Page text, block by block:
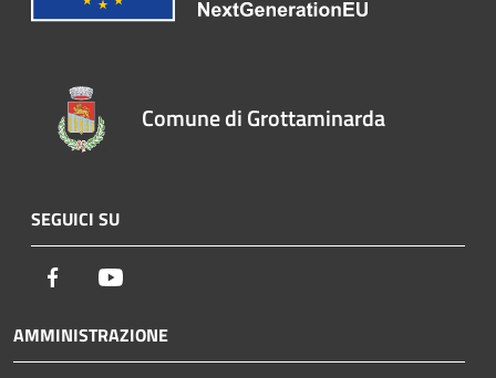
Comune di Grottaminarda
SEGUICI SU
Facebook
AMMINISTRAZIONE